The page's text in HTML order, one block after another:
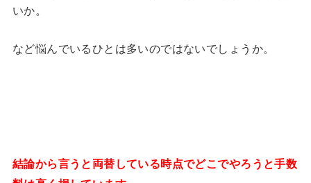
いか。
など悩んでいるひとは多いのではないでしょうか。
結論から言うと両替している時点でどこでやろうと手数